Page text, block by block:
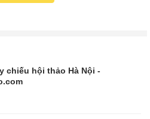
chiếu hội thảo Hà Nội -